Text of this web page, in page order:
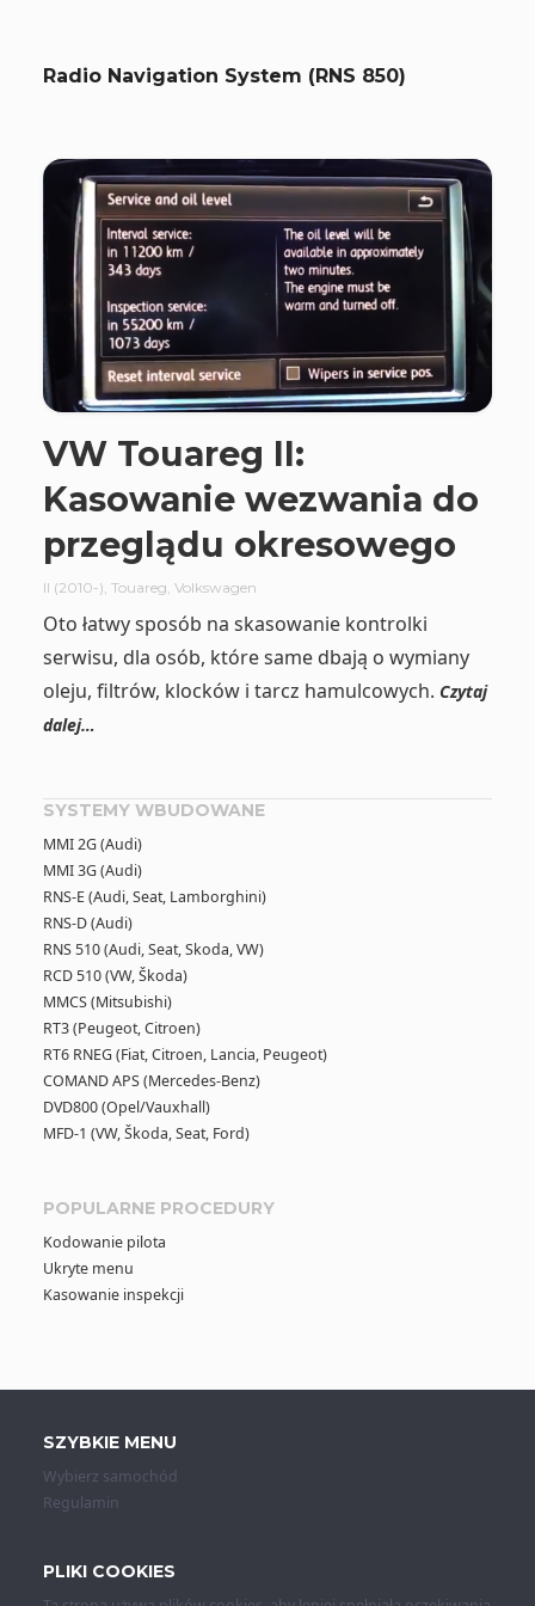
Radio Navigation System (RNS 850)
VW Touareg II:
Kasowanie wezwania do
przeglądu okresowego
II (2010-) Touareg Volkswagen
Oto łatwy sposób na skasowanie kontrolki
serwisu, dla osób, które same dbają o wymiany
oleju, filtrów, klocków i tarcz hamulcowych. Czytaj
dalej…
SYSTEMY WBUDOWANE
MMI 2G (Audi)
MMI 3G (Audi)
RNS-E (Audi, Seat, Lamborghini)
RNS-D (Audi)
RNS 510 (Audi, Seat, Skoda, VW)
RCD 510 (VW, Škoda)
MMCS (Mitsubishi)
RT3 (Peugeot, Citroen)
RT6 RNEG (Fiat, Citroen, Lancia, Peugeot)
COMAND APS (Mercedes-Benz)
DVD800 (Opel/Vauxhall)
MFD-1 (VW, Škoda, Seat, Ford)
POPULARNE PROCEDURY
Kodowanie pilota
Ukryte menu
Kasowanie inspekcji
SZYBKIE MENU
Wybierz samochód
Regulamin
PLIKI COOKIES